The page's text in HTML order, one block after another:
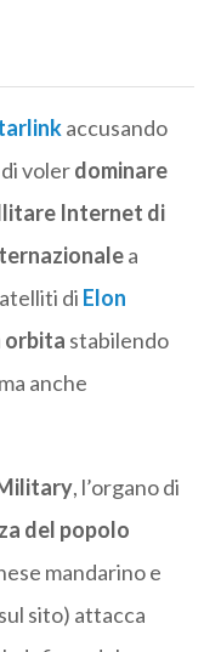
accusando
volerdominare
Internet di
a
di Elon
orbita stabilendo
anche
, l’organo di
del popolo
mandarino e
sito) attacca